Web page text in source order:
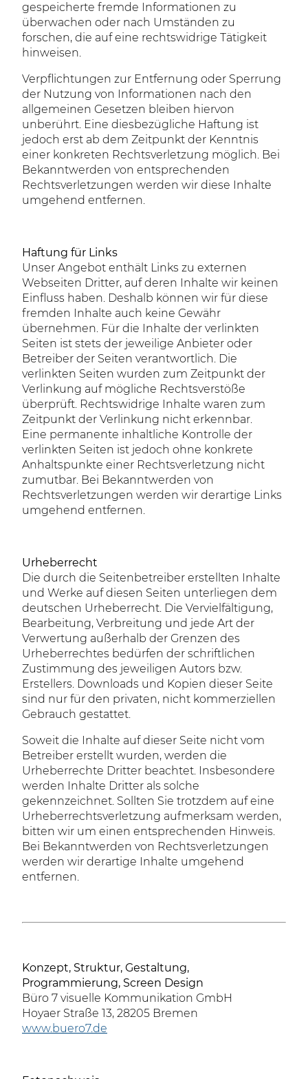
gespeicherte fremde Informationen zu
überwachen oder nach Umständen zu
forschen, die auf eine rechtswidrige Tätigkeit
hinweisen.
Verpflichtungen zur Entfernung oder Sperrung
der Nutzung von Informationen nach den
allgemeinen Gesetzen bleiben hiervon
unberührt. Eine diesbezügliche Haftung ist
jedoch erst ab dem Zeitpunkt der Kenntnis
einer konkreten Rechtsverletzung möglich. Bei
Bekanntwerden von entsprechenden
Rechtsverletzungen werden wir diese Inhalte
umgehend entfernen.
Haftung für Links
Unser Angebot enthält Links zu externen
Webseiten Dritter, auf deren Inhalte wir keinen
Einfluss haben. Deshalb können wir für diese
fremden Inhalte auch keine Gewähr
übernehmen. Für die Inhalte der verlinkten
Seiten ist stets der jeweilige Anbieter oder
Betreiber der Seiten verantwortlich. Die
verlinkten Seiten wurden zum Zeitpunkt der
Verlinkung auf mögliche Rechtsverstöße
überprüft. Rechtswidrige Inhalte waren zum
Zeitpunkt der Verlinkung nicht erkennbar.
Eine permanente inhaltliche Kontrolle der
verlinkten Seiten ist jedoch ohne konkrete
Anhaltspunkte einer Rechtsverletzung nicht
zumutbar. Bei Bekanntwerden von
Rechtsverletzungen werden wir derartige Links
umgehend entfernen.
Urheberrecht
Die durch die Seitenbetreiber erstellten Inhalte
und Werke auf diesen Seiten unterliegen dem
deutschen Urheberrecht. Die Vervielfältigung,
Bearbeitung, Verbreitung und jede Art der
Verwertung außerhalb der Grenzen des
Urheberrechtes bedürfen der schriftlichen
Zustimmung des jeweiligen Autors bzw.
Erstellers. Downloads und Kopien dieser Seite
sind nur für den privaten, nicht kommerziellen
Gebrauch gestattet.
Soweit die Inhalte auf dieser Seite nicht vom
Betreiber erstellt wurden, werden die
Urheberrechte Dritter beachtet. Insbesondere
werden Inhalte Dritter als solche
gekennzeichnet. Sollten Sie trotzdem auf eine
Urheberrechtsverletzung aufmerksam werden,
bitten wir um einen entsprechenden Hinweis.
Bei Bekanntwerden von Rechtsverletzungen
werden wir derartige Inhalte umgehend
entfernen.
Konzept, Struktur, Gestaltung,
Programmierung, Screen Design
Büro 7 visuelle Kommunikation GmbH
Hoyaer Straße 13, 28205 Bremen
www.buero7.de